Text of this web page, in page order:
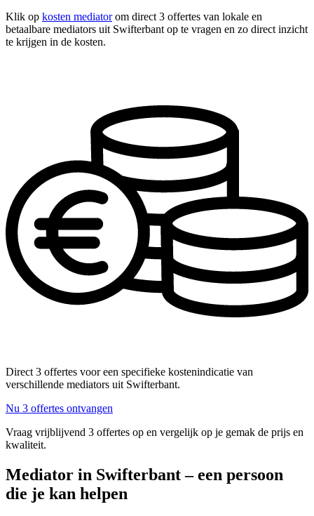
Klik op kosten mediatorom direct 3 offertes van lokale en
betaalbare mediators uit Swifterbant op te vragen en zo direct inzicht
te krijgen in de kosten.
Direct 3 offertes voor een specifieke kostenindicatie van
verschillende mediators uit Swifterbant.
Nu 3 offertes ontvangen
Vraag vrijblijvend 3 offertes op en vergelijk op je gemak de prijs en
kwaliteit.
Mediator in Swifterbant – een persoon
die je kan helpen